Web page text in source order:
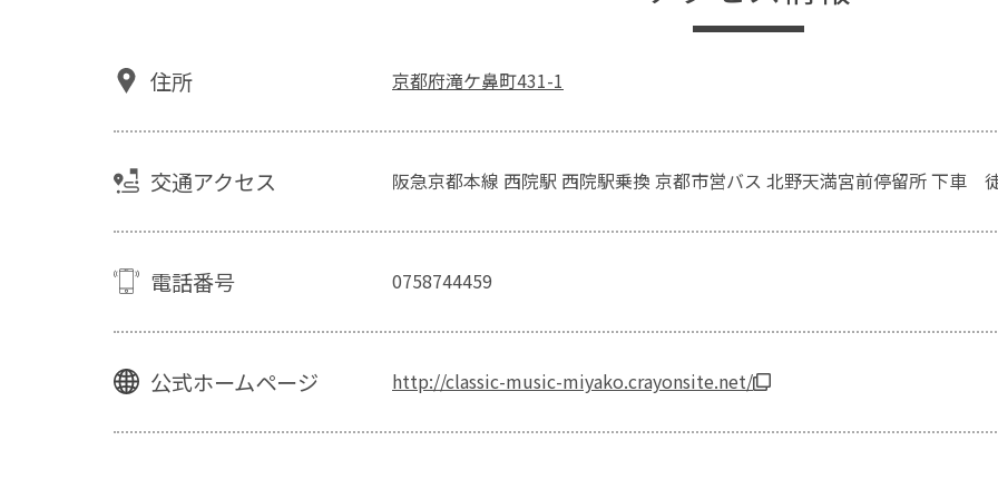
住所 京都府滝ケ鼻町431-1
交通アクセス 阪急京都本線 西院駅 西院駅乗換 京都市営バス 北野天満宮前停留所 下車
電話番号 0758744459
公式ホームページ http://classic-music-miyako.crayonsite.net/